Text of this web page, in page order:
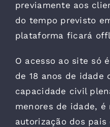
previamente aos
do tempo previsto
plataforma ficará
O acesso ao site só
de 18 anos de idade
capacidade civil
menores de idade, é
autorização dos